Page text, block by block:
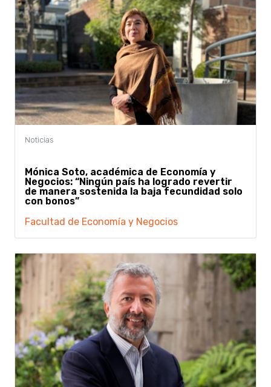
Mónica Soto, académica de Economía y
Negocios: “Ningún país ha logrado revertir
de manera sostenida la baja fecundidad solo
con bonos”
Facultad de Economía y Negocios